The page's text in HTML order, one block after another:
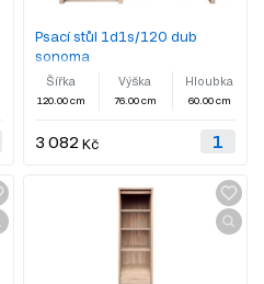
Psací stůl 1d1s/120 dub
sonoma
Šířka
120.00 cm
Výška
76.00 cm
Hloubka
60.00 cm
3 082 Kč